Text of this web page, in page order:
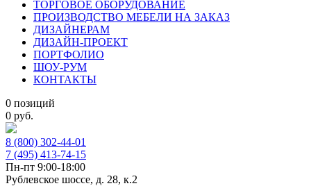
ТОРГОВОЕ ОБОРУДОВАНИЕ
ПРОИЗВОДСТВО МЕБЕЛИ НА ЗАКАЗ
ДИЗАЙНЕРАМ
ДИЗАЙН-ПРОЕКТ
ПОРТФОЛИО
ШОУ-РУМ
КОНТАКТЫ
0 позиций
0 руб.
8 (800) 302-44-01
7 (495) 413-74-15
Пн-пт 9:00-18:00
Рублевское шоссе, д. 28, к.2